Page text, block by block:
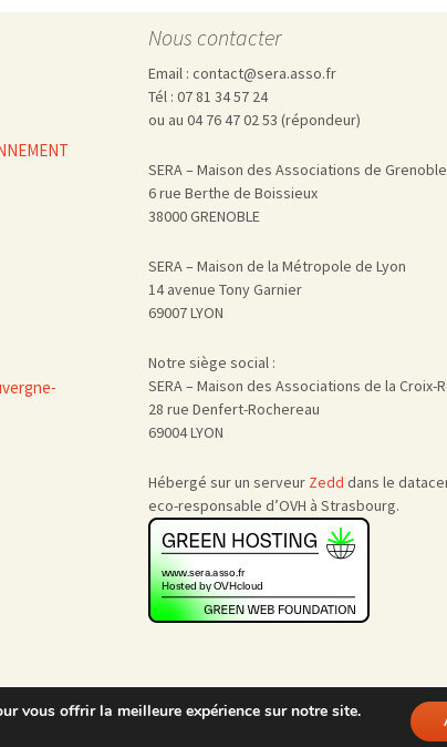
Technologies
écrans / jeux vidéos
nanotechnologies
Nous contacter
Email : contact@sera.asso.fr
Tél : 07 81 34 57 24
ou au 04 76 47 02 53 (répondeur)
SERA – Maison des Associations de Grenoble
6 rue Berthe de Boissieux
38000 GRENOBLE
SERA – Maison de la Métropole de Lyon
14 avenue Tony Garnier
69007 LYON
Notre siège social :
SERA – Maison des Associations de la Croix-
28 rue Denfert-Rochereau
69004 LYON
Hébergé sur un serveur Zedd dans le
eco-responsable d’OVH à Strasbourg.
vous offrir la meilleure expérience sur notre site.